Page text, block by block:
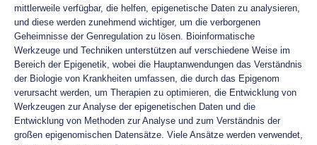
mittlerweile verfügbar, die helfen, epigenetische Daten zu analysieren,
und diese werden zunehmend wichtiger, um die verborgenen
Geheimnisse der Genregulation zu lösen. Bioinformatische
Werkzeuge und Techniken unterstützen auf verschiedene Weise im
Bereich der Epigenetik, wobei die Hauptanwendungen das Verständnis
der Biologie von Krankheiten umfassen, die durch das Epigenom
verursacht werden, um Therapien zu optimieren, die Entwicklung von
Werkzeugen zur Analyse der epigenetischen Daten und die
Entwicklung von Methoden zur Analyse und zum Verständnis der
großen epigenomischen Datensätze. Viele Ansätze werden verwendet,